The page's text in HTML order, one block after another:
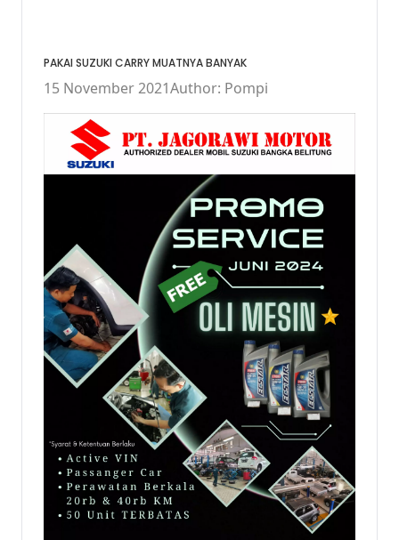
PAKAI SUZUKI CARRY MUATNYA BANYAK
15 November 2021Author: Pompi